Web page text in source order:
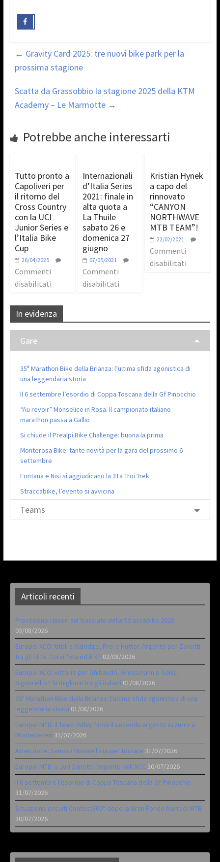
← Gravity Card 2025: tre nuovi bike park per la
prossima stagione
Scatta da Grassobbio la stagione 2025 della KTM
Academy – Le Marmotte →
Potrebbe anche interessarti
Tutto pronto a
Capoliveri per
il ritorno del
Cross Country
con la UCI
Junior Series e
l’Italia Bike
Cup
26/04/2025
Commenti
disabilitati
Internazionali
d’Italia Series
2021: finale in
alta quota a
La Thuile
sabato 26 e
domenica 27
giugno
07/05/2021
Commenti
disabilitati
Kristian Hynek
a capo del
rinnovato
“CANYON
NORTHWAVE
MTB TEAM”!
22/02/2021
Commenti
disabilitati
In evidenza
Gare
35ª Marathon Bike della Brianza: l’ultima sfida agonistica di
una leggendaria storia
Il 6 settembre l’esordio di Coppa Toscana della Gf Pinocchio
“Au revoir” Monselice in Rosa. Il campionato italiano
marathon passa a Gallio
Si chiude il Prealpi Bike Challenge: buona la prima
Monterosa Bike: tante novità per la gara del prossimo 6
settembre
Fontana e Nisi si aggiudicano la 31a Troi Trek
Straccabike, l’evento si avvicina
Teams
Articoli recenti
Procedono i lavori sul tracciato della Straccabike 2026
03/08/2026
Europei XCO: titoli a Aldridge, Frei e Hutter. Argento per Zanotti
tra gli Elite. Corvi fora ed è 4^ 02/08/2026
Europei XCO: vittorie per Ghibaudo, Grossmann e Gallis.
Signorelli 5^ la migliore tra gli italiani 01/08/2026
35ª Marathon Bike della Brianza: l’ultima sfida agonistica di una
leggendaria storia 01/08/2026
Europei MTB: il Team Relay firma il secondo argento azzurro a
Monteceneri 31/07/2026
Attenzione: Samara Maxwell sta per tornare 31/07/2026
Europei MTB: a Juri Zanotti l’argento nell’XCC 30/07/2026
Il 6 settembre l’esordio di Coppa Toscana della Gf Pinocchio
31/07/2026
Situazione circuiti Contest360° dopo la Gran Fondo Marradi MTB
30/07/2026